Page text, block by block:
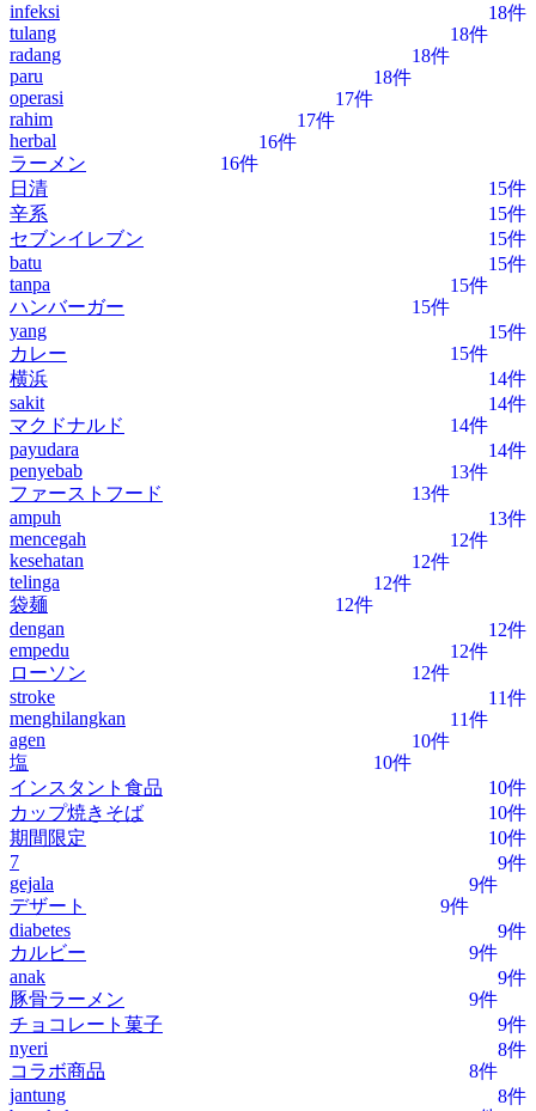
infeksi
18件
tulang
18件
radang
18件
paru
18件
operasi
17件
rahim
17件
herbal
16件
ラーメン
16件
日清
15件
辛系
15件
セブンイレブン
15件
batu
15件
tanpa
15件
ハンバーガー
15件
yang
15件
カレー
15件
横浜
14件
sakit
14件
マクドナルド
14件
payudara
14件
penyebab
13件
ファーストフード
13件
ampuh
13件
mencegah
12件
kesehatan
12件
telinga
12件
袋麺
12件
dengan
12件
empedu
12件
ローソン
12件
stroke
11件
menghilangkan
11件
agen
10件
塩
10件
インスタント食品
10件
カップ焼きそば
10件
期間限定
10件
7
9件
gejala
9件
デザート
9件
diabetes
9件
カルビー
9件
anak
9件
豚骨ラーメン
9件
チョコレート菓子
9件
nyeri
8件
コラボ商品
8件
jantung
8件